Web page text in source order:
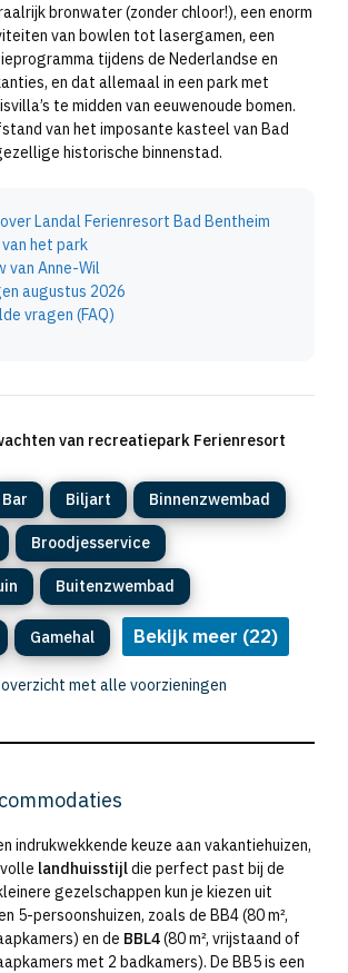
bronwater (zonder chloor!), een enorm
van bowlen tot lasergamen, een
tijdens de Nederlandse en
en dat allemaal in een park met
te midden van eeuwenoude bomen.
van het imposante kasteel van Bad
historische binnenstad.
Landal Ferienresort Bad Bentheim
het park
van Anne-Wil
augustus 2026
vragen (FAQ)
van recreatiepark Ferienresort
Bar Biljart Binnenzwembad
Broodjesservice
Buitenzwembad
Gamehal Bekijk meer (22)
met alle voorzieningen
indrukwekkende keuze aan vakantiehuizen,
landhuisstijldie perfect past bij de
gezelschappen kun je kiezen uit
5-persoonshuizen, zoals de BB4 (80 m²,
en de BBL4(80 m², vrijstaand of
met 2 badkamers). De BB5 is een